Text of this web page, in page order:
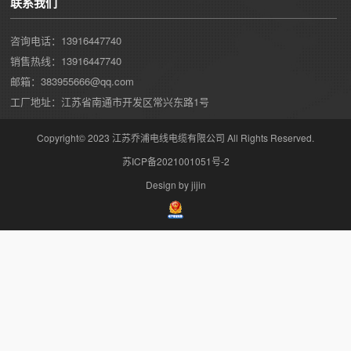
咨询电话：13916447740
销售热线：13916447740
邮箱：383955666@qq.com
工厂地址：江苏省南通市开发区常兴东路1号
Copyright© 2023 江苏乔浦电线电缆有限公司 All Rights Reserved.
苏ICP备2021001051号-2
Design by jijin